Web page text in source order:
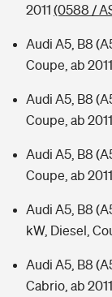
2011 (0588 /
Audi A5, B8
Coupe, ab 2011
Audi A5, B8
Coupe, ab 2011
Audi A5, B8
Coupe, ab 2011
Audi A5, B8
kW, Diesel,
Audi A5, B8
Cabrio, ab 2011